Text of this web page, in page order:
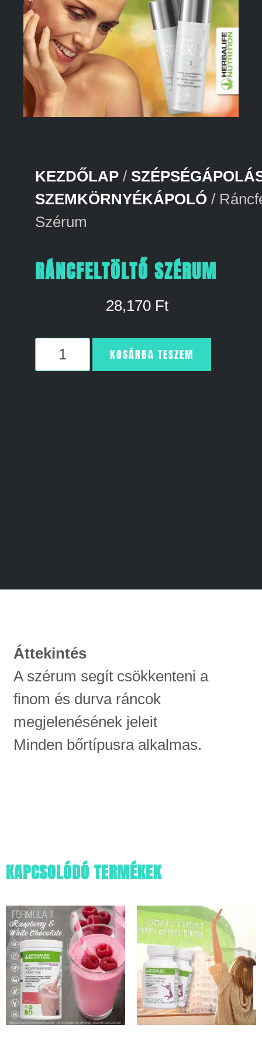
KEZDŐLAP /
SZEMKÖRNYÉKÁPOLÓ /
Szérum
RÁNCFELTÖLTŐ SZÉRUM
28,170 Ft
KOSÁRBA TESZEM
Áttekintés
A szérum segít csökkenteni a
finom és durva ráncok
megjelenésének jeleit
Minden bőrtípusra alkalmas.
KAPCSOLÓDÓ TERMÉKEK